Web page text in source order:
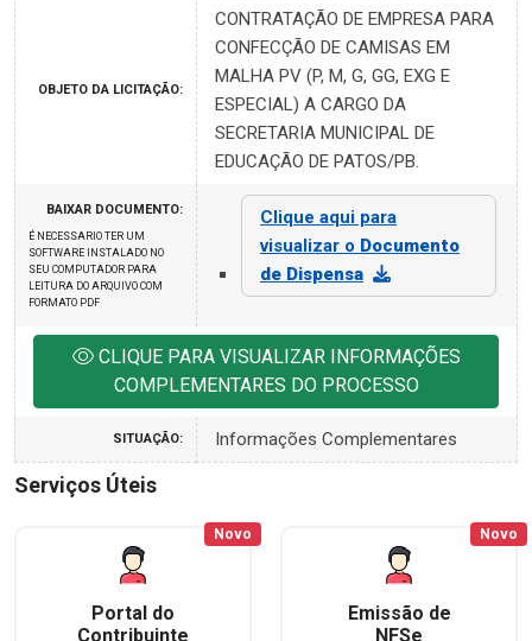
OBJETO DA LICITAÇÃO:
CONTRATAÇÃO DE EMPRESA PARA
CONFECÇÃO DE CAMISAS EM
MALHA PV (P, M, G, GG, EXG E
ESPECIAL) A CARGO DA
SECRETARIA MUNICIPAL DE
EDUCAÇÃO DE PATOS/PB.
BAIXAR DOCUMENTO:
É NECESSARIO TER UM
SOFTWARE INSTALADO NO
SEU COMPUTADOR PARA
LEITURA DO ARQUIVO COM
FORMATO PDF
Clique aqui para
visualizar o Documento
de Dispensa
CLIQUE PARA VISUALIZAR INFORMAÇÕES
COMPLEMENTARES DO PROCESSO
SITUAÇÃO: Informações Complementares
Serviços Úteis
Portal do
Contribuinte
Novo
Emissão de
NFSe
Novo